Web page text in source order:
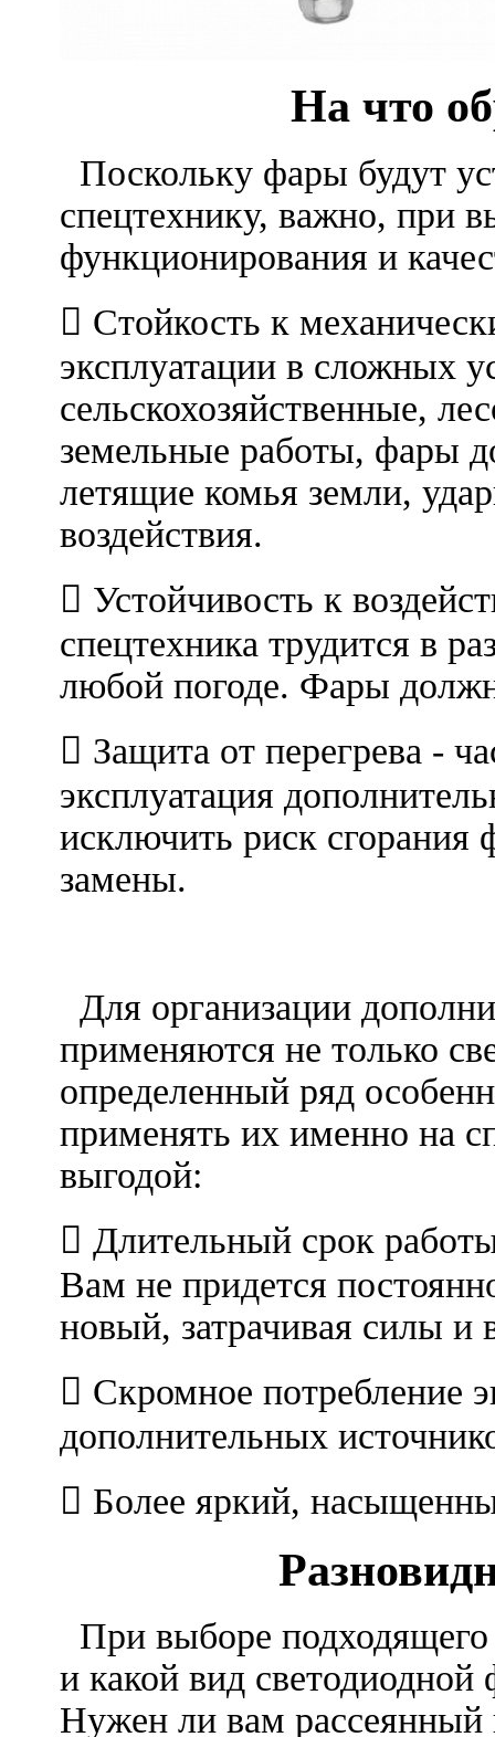
На что
Поскольку фары будут
спецтехнику, важно, при
функционирования и
 Стойкость к
эксплуатации в сложных
сельскохозяйственные,
земельные работы, фары
летящие комья земли,
воздействия.
 Устойчивость к
спецтехника трудится в
любой погоде. Фары
 Защита от перегрева -
эксплуатация
исключить риск сгорания
замены.
Для организации
применяются не только
определенный ряд
применять их именно на
выгодой:
 Длительный срок
Вам не придется
новый, затрачивая силы и
 Скромное потребление
дополнительных
 Более яркий,
При выборе
и какой вид
Нужен ли вам рассеянный